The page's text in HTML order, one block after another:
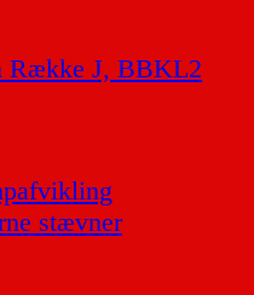
Række J, BBKL2
stævner